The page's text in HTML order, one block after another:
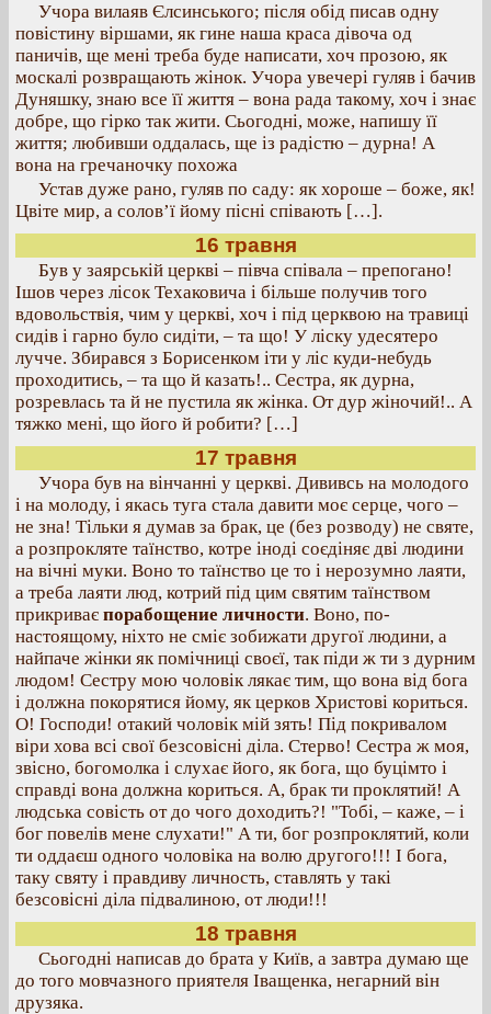
Учора вилаяв Єлсинського; після обід писав одну
повістину віршами, як гине наша краса дівоча од
паничів, ще мені треба буде написати, хоч прозою, як
москалі розвращають жінок. Учора увечері гуляв і бачив
Дуняшку, знаю все її життя – вона рада такому, хоч і знає
добре, що гірко так жити. Сьогодні, може, напишу її
життя; любивши оддалась, ще із радістю – дурна! А
вона на гречаночку похожа
Устав дуже рано, гуляв по саду: як хороше – боже, як!
Цвіте мир, а солов’ї йому пісні співають […].
16 травня
Був у заярській церкві – півча співала – препогано!
Ішов через лісок Техаковича і більше получив того
вдовольствія, чим у церкві, хоч і під церквою на травиці
сидів і гарно було сидіти, – та що! У ліску удесятеро
лучче. Збирався з Борисенком іти у ліс куди-небудь
проходитись, – та що й казать!.. Сестра, як дурна,
розревлась та й не пустила як жінка. От дур жіночий!.. А
тяжко мені, що його й робити? […]
17 травня
Учора був на вінчанні у церкві. Дививсь на молодого
і на молоду, і якась туга стала давити моє серце, чого –
не зна! Тільки я думав за брак, це (без розводу) не святе,
а розпрокляте таїнство, котре іноді соєдіняє дві людини
на вічні муки. Воно то таїнство це то і нерозумно лаяти,
а треба лаяти люд, котрий під цим святим таїнством
прикриває порабощение личности. Воно, по-
настоящому, ніхто не сміє зобижати другої людини, а
найпаче жінки як помічниці своєї, так піди ж ти з дурним
людом! Сестру мою чоловік лякає тим, що вона від бога
і должна покорятися йому, як церков Христові кориться.
О! Господи! отакий чоловік мій зять! Під покривалом
віри хова всі свої безсовісні діла. Стерво! Сестра ж моя,
звісно, богомолка і слухає його, як бога, що буцімто і
справді вона должна кориться. А, брак ти проклятий! А
людська совість от до чого доходить?! "Тобі, – каже, – і
бог повелів мене слухати!" А ти, бог розпроклятий, коли
ти оддаєш одного чоловіка на волю другого!!! І бога,
таку святу і правдиву личность, ставлять у такі
безсовісні діла підвалиною, от люди!!!
18 травня
Сьогодні написав до брата у Київ, а завтра думаю ще
до того мовчазного приятеля Іващенка, негарний він
друзяка.